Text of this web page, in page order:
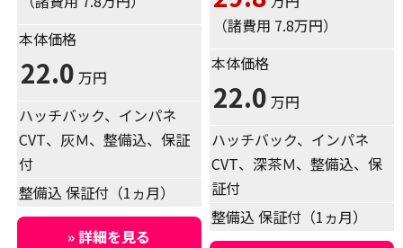
本体価格
22.0 万円
ハッチバック、インパネ
CVT、灰Ｍ、整備込、保証
付
整備込 保証付（1ヵ月）
» 詳細を見る
（諸費用 7.8万円）
本体価格
22.0 万円
ハッチバック、インパネ
CVT、深茶Ｍ、整備込、保
証付
整備込 保証付（1ヵ月）